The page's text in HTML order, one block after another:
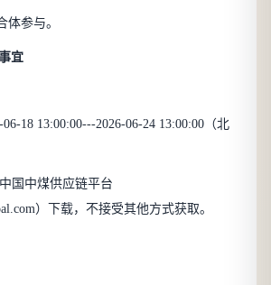
体参与。
宜
18 13:00:00---2026-06-24 13:00:00（北
国中煤供应链平台
）下载，不接受其他方式获取。